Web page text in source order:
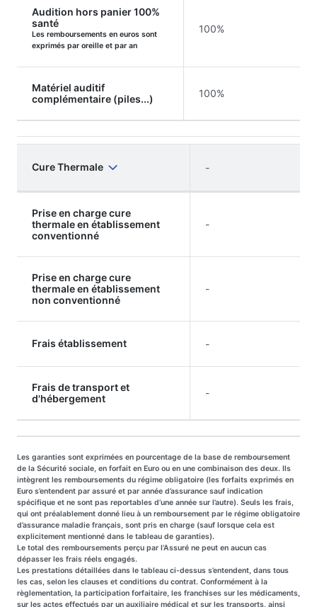
Audition hors panier 100%
santé
Les remboursements en euros sont
exprimés par oreille et par an
100%
Matériel auditif
complémentaire (piles...)
100%
Cure Thermale -
Prise en charge cure
thermale en établissement
conventionné
-
Prise en charge cure
thermale en établissement
non conventionné
-
Frais établissement -
Frais de transport et
d'hébergement
-
Les garanties sont exprimées en pourcentage de la base de remboursement
de la Sécurité sociale, en forfait en Euro ou en une combinaison des deux. Ils
intègrent les remboursements du régime obligatoire (les forfaits exprimés en
Euro s’entendent par assuré et par année d’assurance sauf indication
spécifique et ne sont pas reportables d’une année sur l’autre). Seuls les frais,
qui ont préalablement donné lieu à un remboursement par le régime obligatoire
d’assurance maladie français, sont pris en charge (sauf lorsque cela est
explicitement mentionné dans le tableau de garanties).
Le total des remboursements perçu par l’Assuré ne peut en aucun cas
dépasser les frais réels engagés.
Les prestations détaillées dans le tableau ci-dessus s’entendent, dans tous
les cas, selon les clauses et conditions du contrat. Conformément à la
règlementation, la participation forfaitaire, les franchises sur les médicaments,
sur les actes effectués par un auxiliaire médical et sur les transports, ainsi